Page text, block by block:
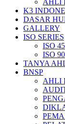
AHLI
K3
DASAR
GALLERY
ISO SERIES
ISO
ISO
TANYA
BNSP
AHLI